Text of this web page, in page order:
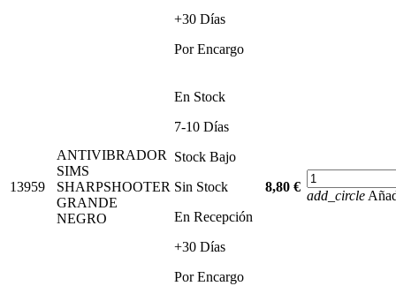
+30 Días
Por Encargo
13959
ANTIVIBRADOR
SIMS
SHARPSHOOTER
GRANDE
NEGRO
En Stock
7-10 Días
Stock Bajo
Sin Stock
En Recepción
+30 Días
Por Encargo
8,80 €
add_circle